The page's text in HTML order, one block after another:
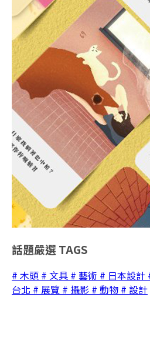
話題嚴選 TAGS
# 木頭 # 文具 # 藝術 # 日本設計
台北 # 展覽 # 攝影 # 動物 # 設計